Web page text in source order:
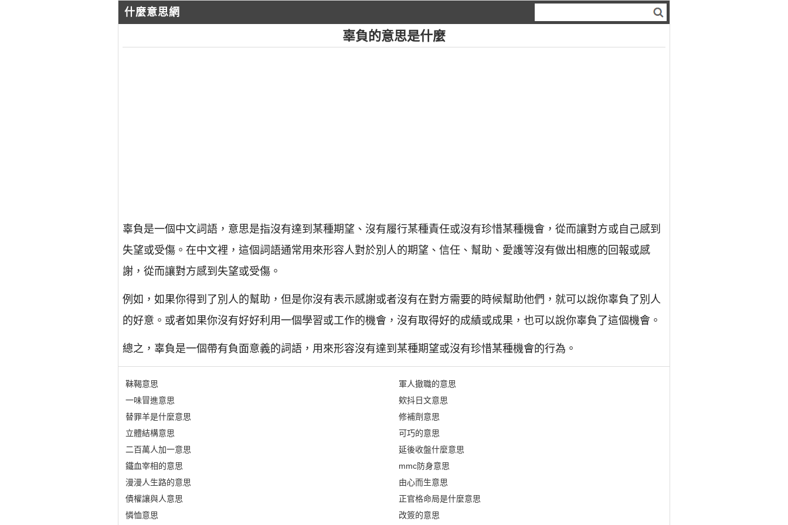
什麼意思網
辜負的意思是什麼
辜負是一個中文詞語，意思是指沒有達到某種期望、沒有履行某種責任或沒有珍惜某種機會，從而讓對方或自己感到
失望或受傷。在中文裡，這個詞語通常用來形容人對於別人的期望、信任、幫助、愛護等沒有做出相應的回報或感
謝，從而讓對方感到失望或受傷。
例如，如果你得到了別人的幫助，但是你沒有表示感謝或者沒有在對方需要的時候幫助他們，就可以說你辜負了別人
的好意。或者如果你沒有好好利用一個學習或工作的機會，沒有取得好的成績或成果，也可以說你辜負了這個機會。
總之，辜負是一個帶有負面意義的詞語，用來形容沒有達到某種期望或沒有珍惜某種機會的行為。
靺鞨意思
一味冒進意思
替罪羊是什麼意思
立體結構意思
二百萬人加一意思
鐵血宰相的意思
漫漫人生路的意思
債權讓與人意思
憐恤意思
軍人撤職的意思
欸抖日文意思
修補劑意思
可巧的意思
延後收盤什麼意思
mmc防身意思
由心而生意思
正官格命局是什麼意思
改簽的意思